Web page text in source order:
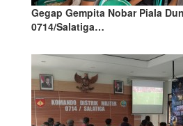
Gegap Gempita Nobar Piala
0714/Salatiga…